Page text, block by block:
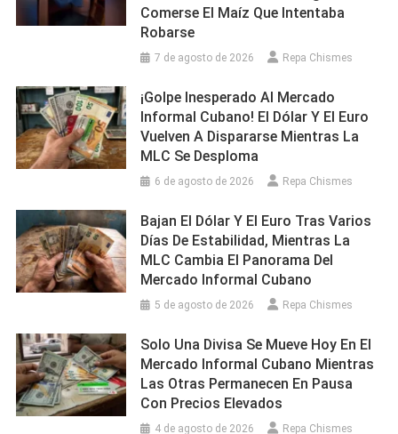
Comerse El Maíz Que Intentaba
Robarse
7 de agosto de 2026 Repa Chismes
¡Golpe Inesperado Al Mercado
Informal Cubano! El Dólar Y El Euro
Vuelven A Dispararse Mientras La
MLC Se Desploma
6 de agosto de 2026 Repa Chismes
Bajan El Dólar Y El Euro Tras Varios
Días De Estabilidad, Mientras La
MLC Cambia El Panorama Del
Mercado Informal Cubano
5 de agosto de 2026 Repa Chismes
Solo Una Divisa Se Mueve Hoy En El
Mercado Informal Cubano Mientras
Las Otras Permanecen En Pausa
Con Precios Elevados
4 de agosto de 2026 Repa Chismes